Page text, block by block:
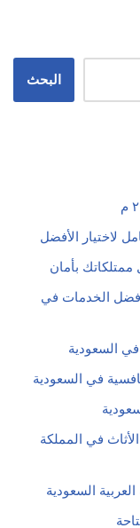
البحث
لاختيار الأفضل
بأمان
أفضل الخدمات في
السعودية
في السعودية
في المملكة
السعودية